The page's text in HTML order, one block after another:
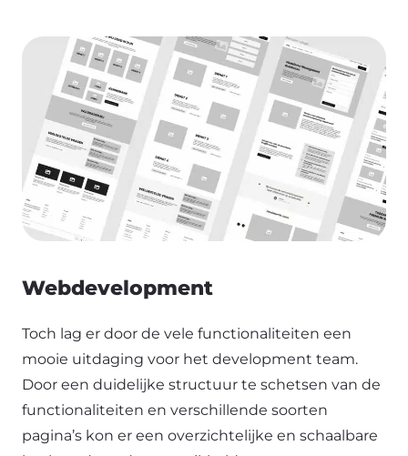
Webdevelopment
Toch lag er door de vele functionaliteiten een
mooie uitdaging voor het development team.
Door een duidelijke structuur te schetsen van de
functionaliteiten en verschillende soorten
pagina’s kon er een overzichtelijke en schaalbare